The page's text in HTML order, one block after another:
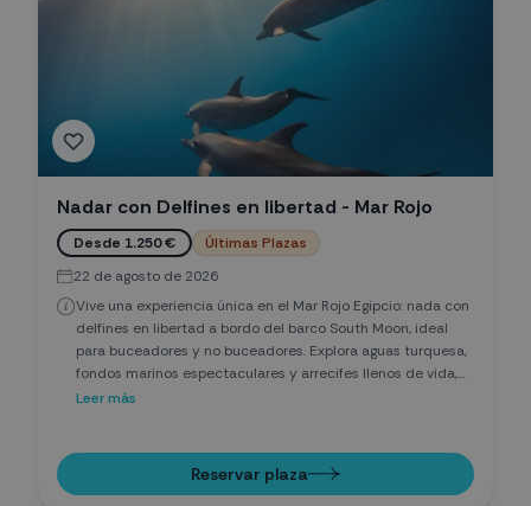
Nadar con Delfines en libertad - Mar Rojo
Desde 1.250 €
Últimas Plazas
22 de agosto de 2026
Vive una experiencia única en el Mar Rojo Egipcio: nada con
delfines en libertad a bordo del barco South Moon, ideal
para buceadores y no buceadores. Explora aguas turquesa,
fondos marinos espectaculares y arrecifes llenos de vida,
mientras aprendes sobre respeto a la naturaleza. Tours
Leer más
Reservar plaza